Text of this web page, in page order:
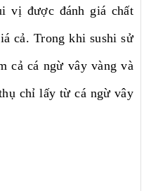
vị được đánh giá chất
cả. Trong khi sushi sử
cả cá ngừ vây vàng và
chỉ lấy từ cá ngừ vây